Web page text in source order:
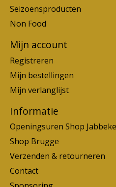
Seizoensproducten
Non Food
Mijn account
Registreren
Mijn bestellingen
Mijn verlanglijst
Informatie
Openingsuren Shop Jabbeke
Shop Brugge
Verzenden & retourneren
Contact